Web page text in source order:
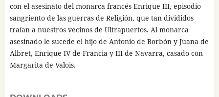
con el asesinato del monarca francés Enrique III, episodio
sangriento de las guerras de Religión, que tan divididos
traían a nuestros vecinos de Ultrapuertos. Al monarca
asesinado le sucede el hijo de Antonio de Borbón y Juana de
Albret, Enrique IV de Francia y III de Navarra, casado con
Margarita de Valois.